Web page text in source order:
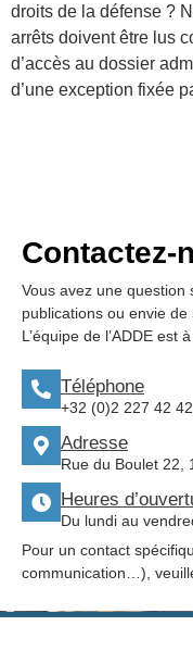
droits de la défense ?
arrêts doivent être lus
d’accès au dossier
d’une exception fixée
Contactez-
Vous avez une question
publications ou envie
L’équipe de l’ADDE est
Téléphone
+32 (0)2 227 42 42
Adresse
Rue du Boulet 22,
Heures
Du lundi au
Pour un contact
communication…),